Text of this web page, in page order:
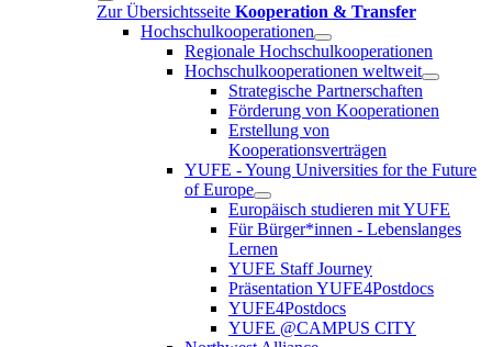
Zur Übersichtsseite Kooperation & Transfer
Hochschulkooperationen
Regionale Hochschulkooperationen
Hochschulkooperationen weltweit
Strategische Partnerschaften
Förderung von Kooperationen
Erstellung von
Kooperationsverträgen
YUFE - Young Universities for the Future
of Europe
Europäisch studieren mit YUFE
Für Bürger*innen - Lebenslanges
Lernen
YUFE Staff Journey
Präsentation YUFE4Postdocs
YUFE4Postdocs
YUFE @CAMPUS CITY